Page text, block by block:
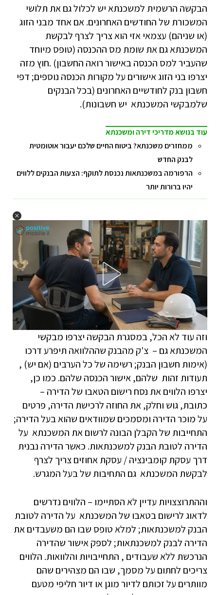
הבקשה הרשמית למשכנתא יש לכלול גם את תלושי
המשכורת של החודשים האחרונים. אם אחד מבני הזוג
(או שניהם) עצמאי אזי הוא צריך לצרף לבקשת
המשכנתא גם את שומת מס ההכנסה (טופס מיוחד
שהעביר למס הכנסה באישור רואה החשבון) .חוץ מזה
יצרפו בני הזוג אישורים על מקורות הכנסה נוספים; דפי
חשבון בנק לחודשיים האחרונים (בכל הבנקים
שלמבקשי המשכנתא יש חשבונות).
עוד בנושא מדריכי דירה ומשכנתא
ממחזרים משכנתא? ביטוח החיים שלכם יעבור אוטומטית
לבנק החדש
הרפורמה במשכנתאות נכנסת לתוקף: הצעות הבנקים ללווים
יהיו ברורות יותר
וזה עוד לא הכל, במסגרת הבקשה יצרפו מבקשי
המשכנתא גם – צ'ק מהבנק שההלוואה תיפרע דרכו
(אימות חשבון הבנק; רשימה של כל הערבים (אם יש) ,
תעודות זהות שלהם, אישור הכנסה שלהם. כמו כן,
יצרפו הלווים את נסח רישום הטאבו של הדירה –
כתובת, גוש וחלק, את החוזה לרכישת הדירה, פרטים
על מוכר הדירה ומסמכים שמוודאים שהוא בעל הדירה;
התחייבות של הקבלן הבונה לרשום את המשכנתא על
הדירה לטובת הבנק למשכנתאות. כאשר הדירה נבנית
דרך עסקת קומבינציה / עסקת אחוזים צריך לצרף
לבקשת המשכנתא גם התחיבות של בעל המגרש.
וההתרוצצויות עדיין לא הסתיימו – הלווים נדרשים
לדאוג לרישום בטאבו של המשכנתא על הדירה לטובת
הבנק למשכנתאות; למלא טופס שבו הם משעבדים את
הדירה לבנק למשכנתאות; לספק אישור שהדירה
הנרכשת ללא שעבודים , התחייבויות והלוואות. הלווים
צריכים לחתום על מסמך, שבו הם מצהירים שהם
מוותרים על זכותם לדיור מוגן או דיור חליפי מטעם